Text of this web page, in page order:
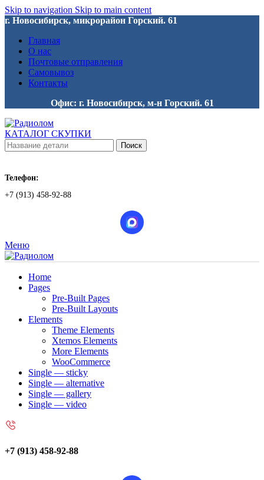
Skip to navigation Skip to main content
г. Новосибирск, микрорайон Горский. 61
Главная
О нас
Почтовые отправления
Самовывоз
Контакты
Офис: г. Новосибирск, м-н Горский. 61
КАТАЛОГ СКУПКИ
Поиск
Телефон:
+7 (913) 458-92-88
Меню
Home
Pages
Pre-Built Pages
Pre-Built Layouts
Elements
Theme Elements
Xtemos Elements
More Elements
WooCommerce
Single — sticky
Single — alternative
Single — gallery
Single — video
+7 (913) 458-92-88